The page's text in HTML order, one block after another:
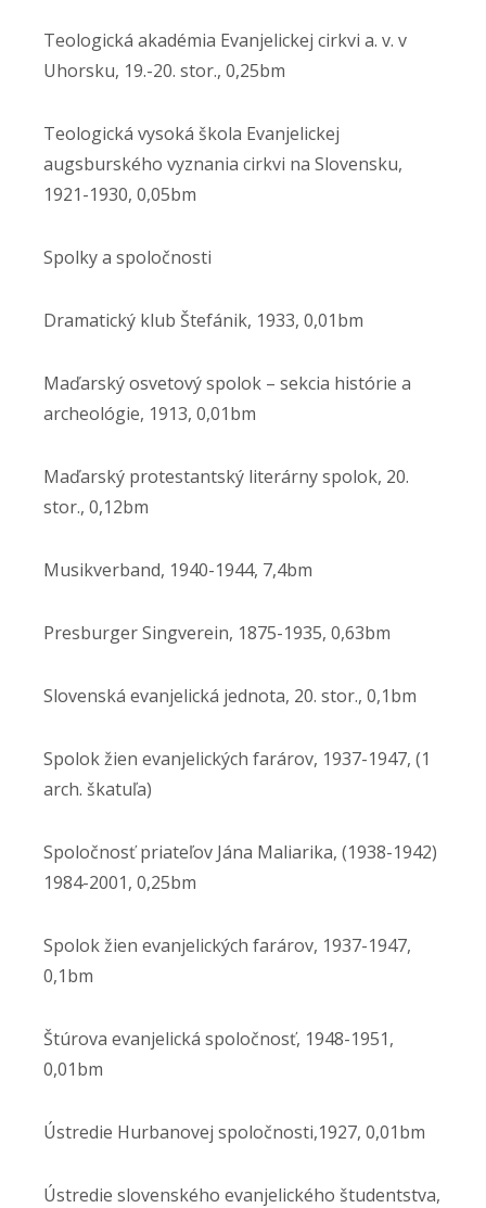
Teologická akadémia Evanjelickej cirkvi a. v. v
Uhorsku, 19.-20. stor., 0,25bm
Teologická vysoká škola Evanjelickej
augsburského vyznania cirkvi na Slovensku,
1921-1930, 0,05bm
Spolky a spoločnosti
Dramatický klub Štefánik, 1933, 0,01bm
Maďarský osvetový spolok – sekcia histórie a
archeológie, 1913, 0,01bm
Maďarský protestantský literárny spolok, 20.
stor., 0,12bm
Musikverband, 1940-1944, 7,4bm
Presburger Singverein, 1875-1935, 0,63bm
Slovenská evanjelická jednota, 20. stor., 0,1bm
Spolok žien evanjelických farárov, 1937-1947, (1
arch. škatuľa)
Spoločnosť priateľov Jána Maliarika, (1938-1942)
1984-2001, 0,25bm
Spolok žien evanjelických farárov, 1937-1947,
0,1bm
Štúrova evanjelická spoločnosť, 1948-1951,
0,01bm
Ústredie Hurbanovej spoločnosti,1927, 0,01bm
Ústredie slovenského evanjelického študentstva,